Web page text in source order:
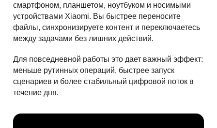
смартфоном, планшетом, ноутбуком и носимыми
устройствами Xiaomi. Вы быстрее переносите
файлы, синхронизируете контент и переключаетесь
между задачами без лишних действий.
Для повседневной работы это дает важный эффект:
меньше рутинных операций, быстрее запуск
сценариев и более стабильный цифровой поток в
течение дня.